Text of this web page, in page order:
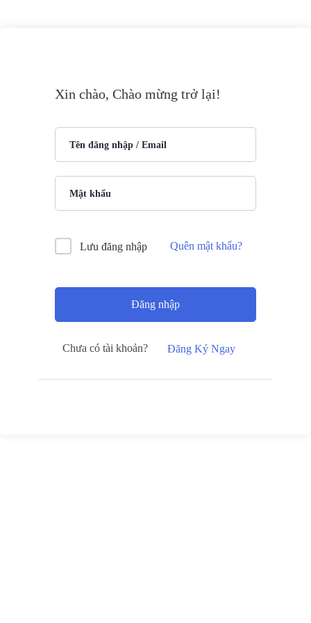
Xin chào, Chào mừng trở lại!
Lưu đăng nhập Quên mật khẩu?
Đăng nhập
Chưa có tài khoản? Đăng Ký Ngay